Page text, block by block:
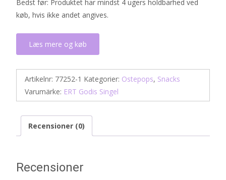
Bedst før: Produktet har mindst 4 ugers holdbarhed ved
køb, hvis ikke andet angives.
Læs mere og køb
Artikelnr: 77252-1 Kategorier: Ostepops, Snacks
Varumärke: ERT Godis Singel
Recensioner (0)
Recensioner